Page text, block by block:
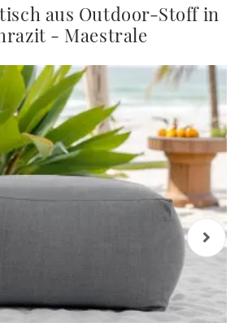
aus Outdoor-Stoff in
- Maestrale